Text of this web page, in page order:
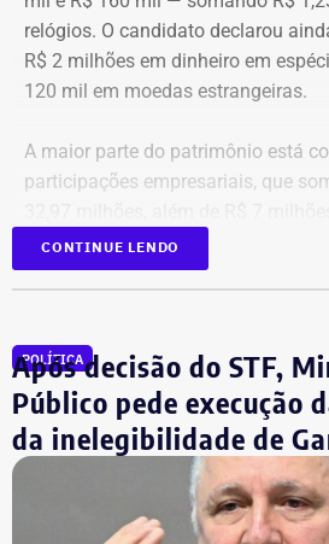
relógios. O candidato declarou
R$ 2 milhões em dinheiro em
120 mil em moedas estrangeiras.
A maior parte do patrimônio está
participações empresariais, que
“valores de diversos créditos”.
relação imóveis, incluindo uma
sobre marca, modelo ou valor de
CONTINUE LENDO
POLÍTICA
Após decisão do STF,
Público pede execução
da inelegibilidade de